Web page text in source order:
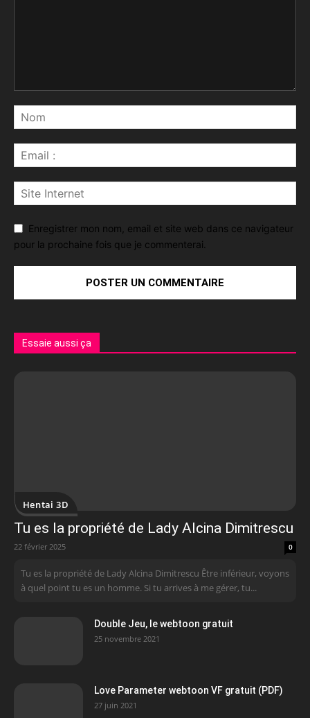
Enregistrer mon nom, email et site web dans ce navigateur
pour la prochaine fois que je commenterai.
Essaie aussi ça
Hentai 3D
Tu es la propriété de Lady Alcina Dimitrescu
22 février 2025 0
Tu es la propriété de Lady Alcina Dimitrescu Être inférieur, voyons
à quel point tu es un homme. Si tu arrives à me gérer, tu...
Double Jeu, le webtoon gratuit
25 novembre 2021
Love Parameter webtoon VF gratuit (PDF)
27 juin 2021